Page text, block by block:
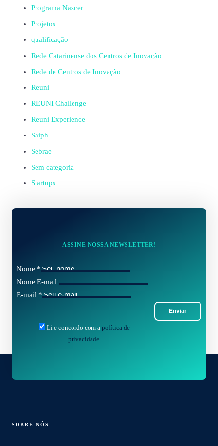
Programa Nascer
Projetos
qualificação
Rede Catarinense dos Centros de Inovação
Rede de Centros de Inovação
Reuni
REUNI Challenge
Reuni Experience
Saiph
Sebrae
Sem categoria
Startups
ASSINE NOSSA NEWSLETTER!
Nome *
Nome E-mail
E-mail *
Enviar
Li e concordo com a política de
privacidade.
SOBRE NÓS